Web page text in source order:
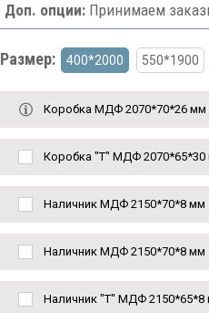
Доп. опции:Принимаем
Размер: 400*2000 550*1900
Коробка МДФ 2070*70*26 мм
Коробка "Т" МДФ 2070*65*30
Наличник МДФ 2150*70*8 мм
Наличник МДФ 2150*70*8 мм
Наличник "Т" МДФ 2150*65*8